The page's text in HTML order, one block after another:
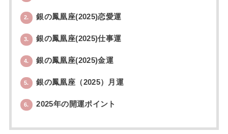
2. 銀の鳳凰座(2025)恋愛運
3. 銀の鳳凰座(2025)仕事運
4. 銀の鳳凰座(2025)金運
5. 銀の鳳凰座（2025）月運
6. 2025年の開運ポイント